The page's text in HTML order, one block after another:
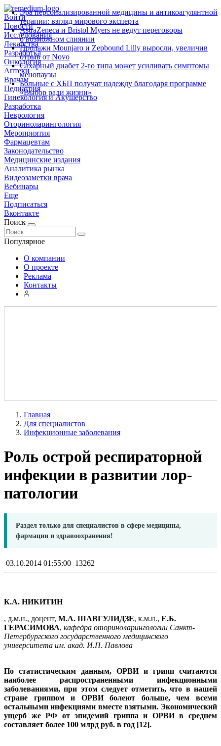
Войти
Новости
Исследования
Лекарства
Разработка
Онкология
Аптеки
Врачам
Педиатрия
Гинекология и Акушерство
Разработка
Неврология
Оториноларингология
Мероприятия
Фармацевтам
Законодательство
Медицинские издания
Аналитика рынка
Видеозаметки врача
Вебинары
Еще
Подписаться
Вконтакте
Поиск
Популярное
Эра персонализированной медицины и антикоагулянтной
терапии: взгляд мирового эксперта
AstraZeneca и Bristol Myers не ведут переговоры
о возможном слиянии
Продажи Mounjaro и Zepbound Lilly выросли, увеличив
отрыв от Novo
Сахарный диабет 2‑го типа может усиливать симптомы
менопаузы
Больные с ХБП получат надежду благодаря программе
«Выбор ради жизни»
О компании
О проекте
Реклама
Контакты
Главная
Для специалистов
Инфекционные заболевания
Роль острой респираторной
инфекции в развитии лор-
патологии
Раздел только для специалистов в сфере медицины,
фармации и здравоохранения!
03.10.2014 01:55:00 13262
К.А. НИКИТИН
, д.м.н., доцент, М.А. ШАВГУЛИДЗЕ, к.м.н., Е.Б.
ГЕРАСИМОВА, кафедра оториноларингологии Санкт-
Петербургского государственного медицинского
университета им. акад. И.П. Павлова
По статистическим данным, ОРВИ и грипп считаются
наиболее распространенными инфекционными
заболеваниями, при этом следует отметить, что в нашей
стране гриппом и ОРВИ болеют больше, чем всеми
остальными инфекциями вместе взятыми. Экономический
ущерб же РФ от эпидемий гриппа и ОРВИ в среднем
составляет более 100 млрд руб. в год [12].